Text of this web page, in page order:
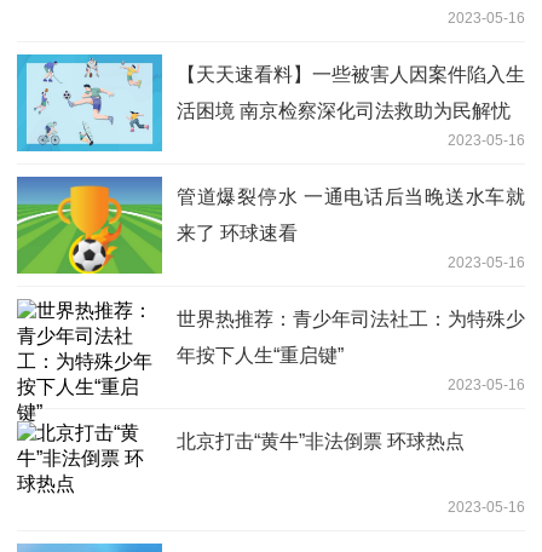
2023-05-16
【天天速看料】一些被害人因案件陷入生
活困境 南京检察深化司法救助为民解忧
2023-05-16
管道爆裂停水 一通电话后当晚送水车就
来了 环球速看
2023-05-16
世界热推荐：青少年司法社工：为特殊少
年按下人生“重启键”
2023-05-16
北京打击“黄牛”非法倒票 环球热点
2023-05-16